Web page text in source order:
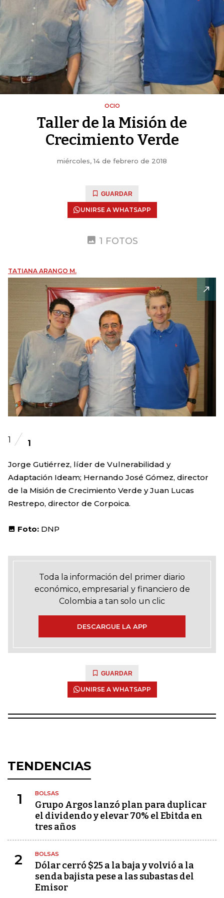
OCIO
Taller de la Misión de
Crecimiento Verde
miércoles, 14 de febrero de 2018
GUARDAR
UNIRSE A WHATSAPP
1 FOTOS
TATIANA ARANGO M.
1 1
Jorge Gutiérrez, líder de Vulnerabilidad y
Adaptación Ideam; Hernando José Gómez, director
de la Misión de Crecimiento Verde y Juan Lucas
Restrepo, director de Corpoica.
Foto: DNP
Toda la información del primer diario
económico, empresarial y financiero de
Colombia a tan solo un clic
DESCARGUE LA APP
GUARDAR
UNIRSE A WHATSAPP
TENDENCIAS
1 BOLSAS
Grupo Argos lanzó plan para duplicar
el dividendo y elevar 70% el Ebitda en
tres años
2 BOLSAS
Dólar cerró $25 a la baja y volvió a la
senda bajista pese a las subastas del
Emisor